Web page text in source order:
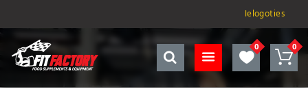
Ielogoties